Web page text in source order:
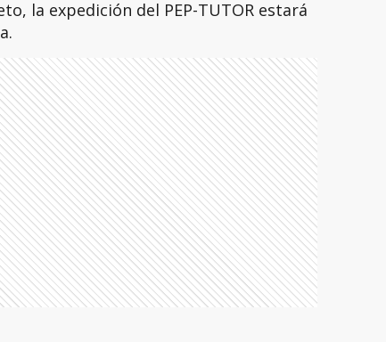
la expedición del PEP-TUTOR estará